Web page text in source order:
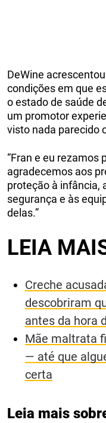
DeWine
condições em que
o estado de saúde
um promotor
visto nada parecido
“Fran e eu rezamos
agradecemos aos
proteção à infância,
segurança e às
delas.”
LEIA
Creche
descobriram
antes da hora
Mãe maltrata
— até que
certa
Leia mais